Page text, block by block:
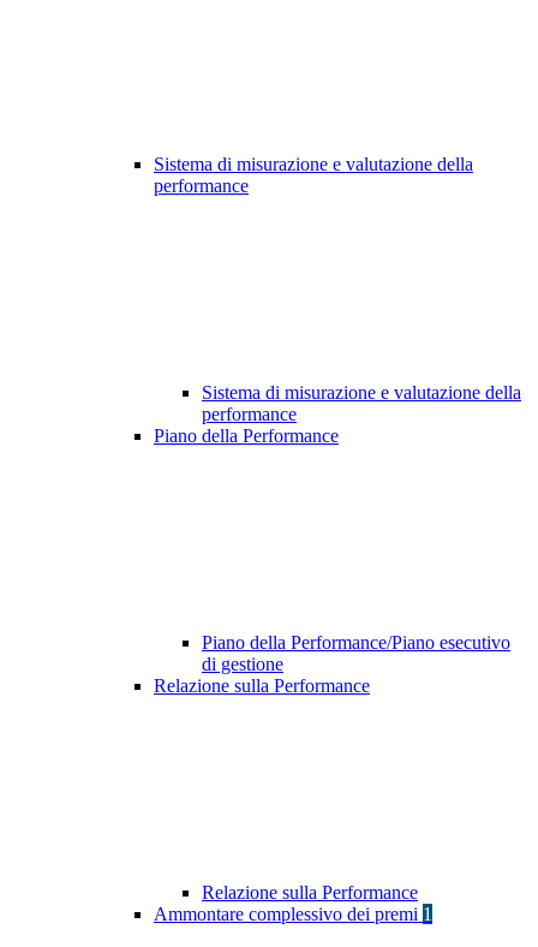
Sistema di misurazione e valutazione della
performance
Sistema di misurazione e valutazione della
performance
Piano della Performance
Piano della Performance/Piano esecutivo
di gestione
Relazione sulla Performance
Relazione sulla Performance
Ammontare complessivo dei premi 1